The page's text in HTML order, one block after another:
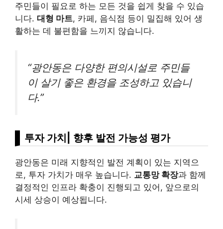
주민들이 필요로 하는 모든 것을 쉽게 찾을 수 있습
니다. 대형 마트, 카페, 음식점 등이 밀집해 있어 생
활하는 데 불편함을 느끼지 않습니다.
“광안동은 다양한 편의시설로 주민들
이 살기 좋은 환경을 조성하고 있습니
다.”
투자 가치| 향후 발전 가능성 평가
광안동은 미래 지향적인 발전 계획이 있는 지역으
로, 투자 가치가 매우 높습니다. 교통망 확장과 함께
결정적인 인프라 확충이 진행되고 있어, 앞으로의
시세 상승이 예상됩니다.